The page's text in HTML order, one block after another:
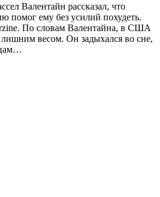
Валентайн рассказал, что
помог ему без усилий похудеть.
По словам Валентайна, в США
весом. Он задыхался во сне,